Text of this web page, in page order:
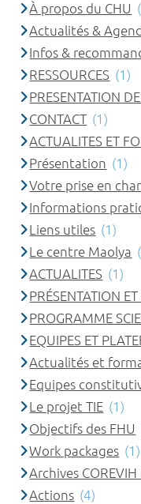
À propos du CHU
Actualités &
Infos &
RESSOURCES (1)
PRESENTATION
CONTACT (1)
ACTUALITES ET
Présentation (1)
Votre prise en
Informations
Liens utiles (1)
Le centre Maolya
ACTUALITES (1)
PRÉSENTATION
PROGRAMME
EQUIPES ET
Actualités et
Equipes
Le projet TIE (1)
Objectifs des FHU
Work packages (1)
Archives
Actions (4)